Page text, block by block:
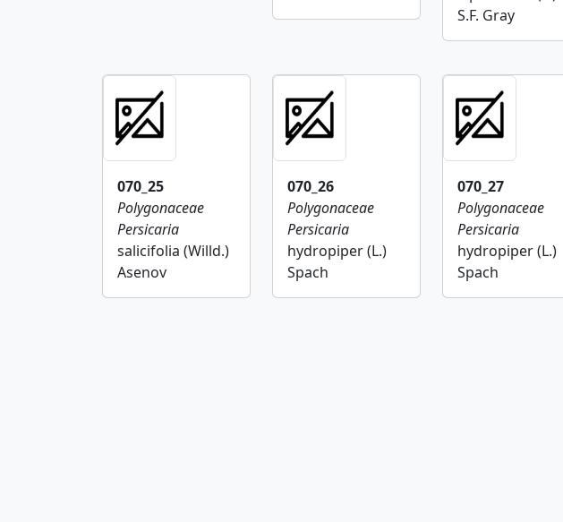
S.F. Gray
070_25
Polygonaceae
Persicaria
salicifolia (Willd.)
Asenov
070_26
Polygonaceae
Persicaria
hydropiper (L.)
Spach
070_27
Polygonaceae
Persicaria
hydropiper (L.)
Spach